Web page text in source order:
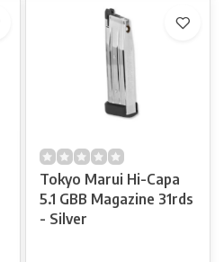
Tokyo Marui Hi-Capa
5.1 GBB Magazine 31rds
- Silver